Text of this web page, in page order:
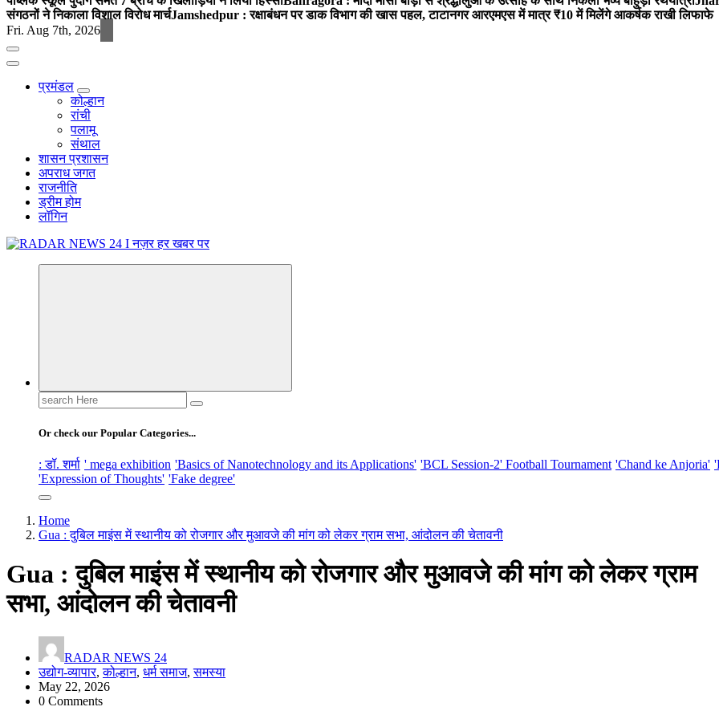
संगठनों ने निकाला विशाल विरोध मार्चJamshedpur : रक्षाबंधन पर डाक विभाग की खास पहल, टाटानगर आरएमएस में मात्र ₹10 में मिलेंगे आकर्षक राखी लिफाफे
Fri. Aug 7th, 2026
प्रमंडल
कोल्हान
रांची
पलामू
संथाल
शासन प्रशासन
अपराध जगत
राजनीति
ड्रीम होम
लॉगिन
Search
for:
Or check our Popular Categories...
: डॉ. शर्मा ' mega exhibition 'Basics of Nanotechnology and its Applications' 'BCL Session-2' Football Tournament 'Chand ke Anjoria'
'Expression of Thoughts' 'Fake degree'
Home
Gua : दुबिल माइंस में स्थानीय को रोजगार और मुआवजे की मांग को लेकर ग्राम सभा, आंदोलन की चेतावनी
Gua : दुबिल माइंस में स्थानीय को रोजगार और मुआवजे की मांग को लेकर ग्राम
सभा, आंदोलन की चेतावनी
RADAR NEWS 24
उद्योग-व्यापार,कोल्हान, धर्म समाज,समस्या
May 22, 2026
0 Comments